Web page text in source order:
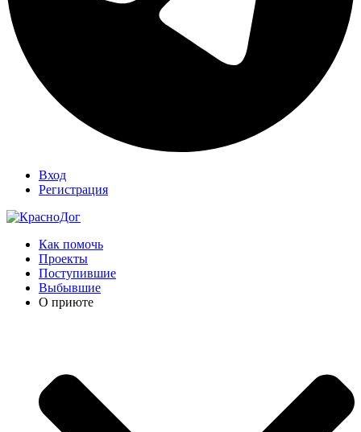
Вход
Регистрация
Как помочь
Проекты
Поступившие
Выбывшие
О приюте